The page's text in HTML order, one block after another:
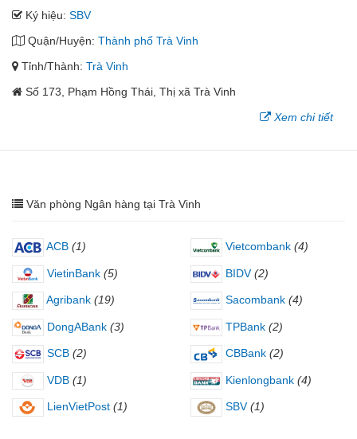
Ký hiệu: SBV
Quận/Huyện: Thành phố Trà Vinh
Tỉnh/Thành: Trà Vinh
Số 173, Phạm Hồng Thái, Thị xã Trà Vinh
Xem chi tiết
Văn phòng Ngân hàng tại Trà Vinh
ACB (1) Vietcombank (4)
VietinBank (5) BIDV (2)
Agribank (19) Sacombank (4)
DongABank (3) TPBank (2)
SCB (2) CBBank (2)
VDB (1) Kienlongbank (4)
LienVietPost (1) SBV (1)